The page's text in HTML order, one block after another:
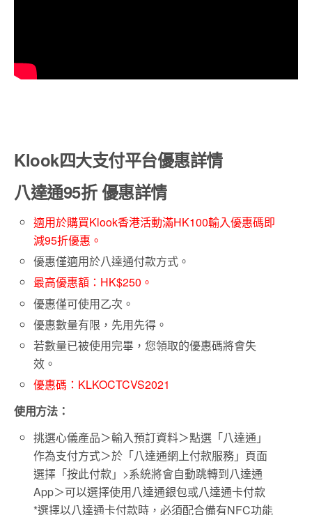
Klook四大支付平台優惠詳情
八達通95折 優惠詳情
適用於購買Klook香港活動滿HK100輸入優惠碼即
減95折優惠。
優惠僅適用於八達通付款方式。
最高優惠額：HK$250。
優惠僅可使用乙次。
優惠數量有限，先用先得。
若數量已被使用完畢，您領取的優惠碼將會失
效。
優惠碼：KLKOCTCVS2021
使用方法：
挑選心儀產品＞輸入預訂資料＞點選「八達通」
作為支付方式＞於「八達通網上付款服務」頁面
選擇「按此付款」>系統將會自動跳轉到八達通
App＞可以選擇使用八達通銀包或八達通卡付款
*選擇以八達通卡付款時，必須配合備有NFC功能